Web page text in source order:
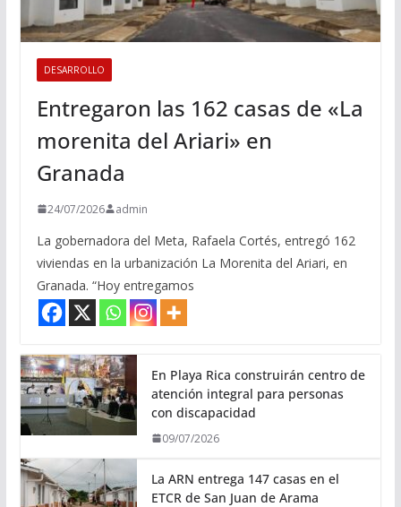
DESARROLLO
Entregaron las 162 casas de «La
morenita del Ariari» en
Granada
24/07/2026 admin
La gobernadora del Meta, Rafaela Cortés, entregó 162
viviendas en la urbanización La Morenita del Ariari, en
Granada. “Hoy entregamos
En Playa Rica construirán centro de
atención integral para personas
con discapacidad
09/07/2026
La ARN entrega 147 casas en el
ETCR de San Juan de Arama